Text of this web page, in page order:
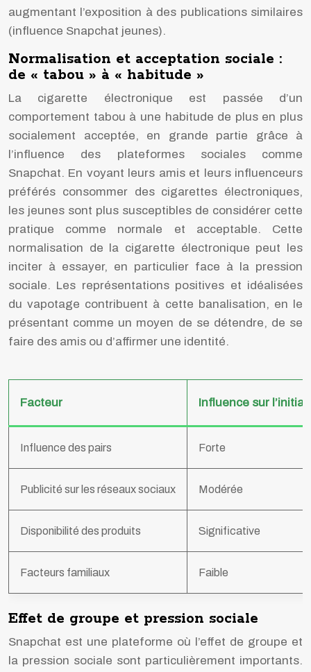
augmentant l’exposition à des publications similaires
(influence Snapchat jeunes).
Normalisation et acceptation sociale :
de « tabou » à « habitude »
La cigarette électronique est passée d’un
comportement tabou à une habitude de plus en plus
socialement acceptée, en grande partie grâce à
l’influence des plateformes sociales comme
Snapchat. En voyant leurs amis et leurs influenceurs
préférés consommer des cigarettes électroniques,
les jeunes sont plus susceptibles de considérer cette
pratique comme normale et acceptable. Cette
normalisation de la cigarette électronique peut les
inciter à essayer, en particulier face à la pression
sociale. Les représentations positives et idéalisées
du vapotage contribuent à cette banalisation, en le
présentant comme un moyen de se détendre, de se
faire des amis ou d’affirmer une identité.
Facteur Influence sur
Influence des pairs Forte
Publicité sur les réseaux sociaux Modérée
Disponibilité des produits Significative
Facteurs familiaux Faible
Effet de groupe et pression sociale
Snapchat est une plateforme où l’effet de groupe et
la pression sociale sont particulièrement importants.